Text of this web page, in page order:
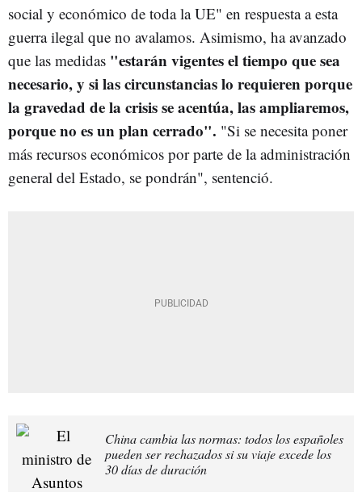
social y económico de toda la UE" en respuesta a esta
guerra ilegal que no avalamos. Asimismo, ha avanzado
que las medidas "estarán vigentes el tiempo que sea
necesario, y si las circunstancias lo requieren porque
la gravedad de la crisis se acentúa, las ampliaremos,
porque no es un plan cerrado". "Si se necesita poner
más recursos económicos por parte de la administración
general del Estado, se pondrán", sentenció.
China cambia las normas: todos los españoles
pueden ser rechazados si su viaje excede los
30 días de duración